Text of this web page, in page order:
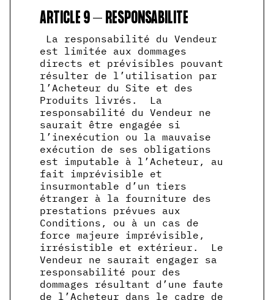
ARTICLE 9 – RESPONSABILITE
La responsabilité du Vendeur
est limitée aux dommages
directs et prévisibles pouvant
résulter de l’utilisation par
l’Acheteur du Site et des
Produits livrés. La
responsabilité du Vendeur ne
saurait être engagée si
l’inexécution ou la mauvaise
exécution de ses obligations
est imputable à l’Acheteur, au
fait imprévisible et
insurmontable d’un tiers
étranger à la fourniture des
prestations prévues aux
Conditions, ou à un cas de
force majeure imprévisible,
irrésistible et extérieur. Le
Vendeur ne saurait engager sa
responsabilité pour des
dommages résultant d’une faute
de l’Acheteur dans le cadre de